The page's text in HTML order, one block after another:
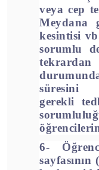
veya cep
Meydana
kesintisi
sorumlu
süresini
gerekli
6-